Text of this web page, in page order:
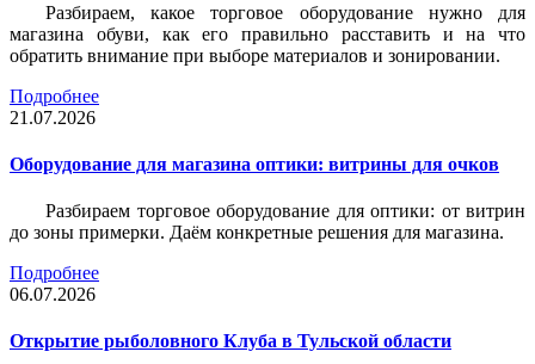
Разбираем, какое торговое оборудование нужно для
магазина обуви, как его правильно расставить и на что
обратить внимание при выборе материалов и зонировании.
Подробнее
21.07.2026
Оборудование для магазина оптики: витрины для очков
Разбираем торговое оборудование для оптики: от витрин
до зоны примерки. Даём конкретные решения для магазина.
Подробнее
06.07.2026
Открытие рыболовного Клуба в Тульской области